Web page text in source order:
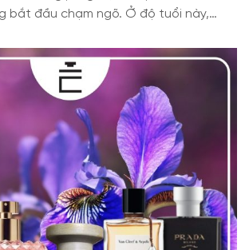
bắt đầu chạm ngõ. Ở độ tuổi này,
giúp nàng tự tin và ghi dấu ấn
viết dưới đây, hãy cùng Nước […]